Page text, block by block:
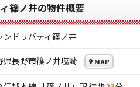
篠ノ井の物件概要
ンドリバティ篠ノ井
県長野市篠ノ井塩崎 MAP